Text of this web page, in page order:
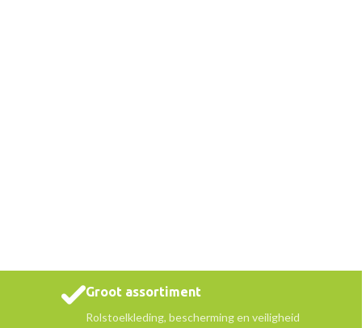
Groot assortiment
Rolstoelkleding, bescherming en veiligheid